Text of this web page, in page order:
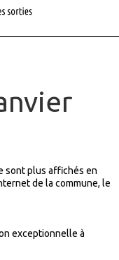
sont plus affichés en
de la commune, le
exceptionnelle à